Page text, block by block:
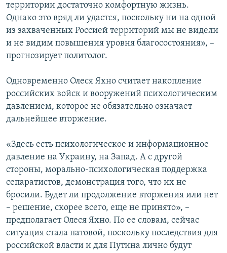
территории достаточно комфортную жизнь.
Однако это вряд ли удастся, поскольку ни на одной
из захваченных Россией территорий мы не видели
и не видим повышения уровня благосостояния», –
прогнозирует политолог.
Одновременно Олеся Яхно считает накопление
российских войск и вооружений психологическим
давлением, которое не обязательно означает
дальнейшее вторжение.
«Здесь есть психологическое и информационное
давление на Украину, на Запад. А с другой
стороны, морально-психологическая поддержка
сепаратистов, демонстрация того, что их не
бросили. Будет ли продолжение вторжения или нет
– решение, скорее всего, еще не принято», –
предполагает Олеся Яхно. По ее словам, сейчас
ситуация стала патовой, поскольку последствия для
российской власти и для Путина лично будут